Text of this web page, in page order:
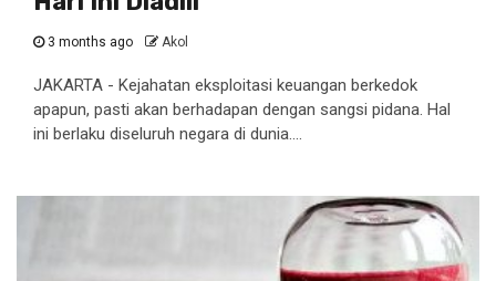
3 months ago Akol
JAKARTA - Kejahatan eksploitasi keuangan berkedok
apapun, pasti akan berhadapan dengan sangsi pidana. Hal
ini berlaku diseluruh negara di dunia....